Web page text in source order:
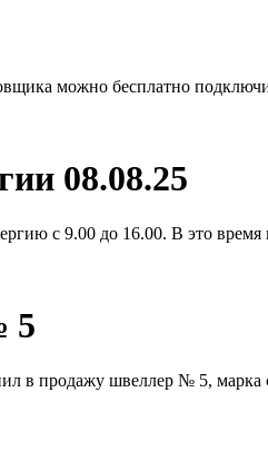
можно бесплатно
08.08.25
с 9.00 до 16.00. В это
5
в продажу швеллер № 5,